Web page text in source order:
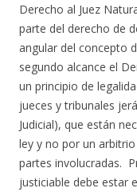
Derecho al Juez
parte del derecho de
angular del concepto
segundo alcance el
un principio de
jueces y tribunales
Judicial), que están
ley y no por un
partes involucradas.
justiciable debe estar